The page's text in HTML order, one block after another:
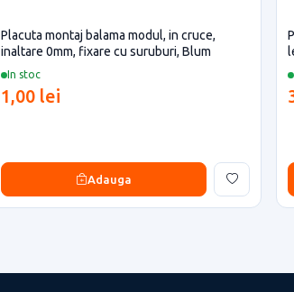
In stoc
Placuta montaj balama modul, in cruce,
inaltare 0mm, fixare cu suruburi, Blum
1,00 lei
Adauga